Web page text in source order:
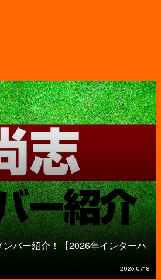
バー紹介！【2026年インターハ
2026.07.18